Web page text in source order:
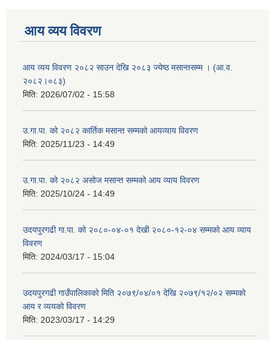
आय व्यय विवरण
आय व्यय विवरण २०८२ साउन देखि २०८३ ज्येष्ठ मसान्तसम्म । (आ.व.
२०८२।०८३)
मिति: 2026/07/02 - 15:58
उ.गा.पा. को २०८२ कार्तिक मसान्त सम्मको आयव्याय विवरण
मिति: 2025/11/23 - 14:49
उ.गा.पा. को २०८२ असोज मसान्त सम्मको आय व्याय विवरण
मिति: 2025/10/24 - 14:49
उदयपुरगढी गा.पा. को २०८०-०४-०१ देखी २०८०-१२-०४ सम्मको आय व्याय
विवरण
मिति: 2024/03/17 - 15:04
उदयपुरगढी गाउँपालिकाको मिति २०७९/०४/०१ देखि २०७९/१२/०२ सम्मको
आय र व्ययको विवरण
मिति: 2023/03/17 - 14:29